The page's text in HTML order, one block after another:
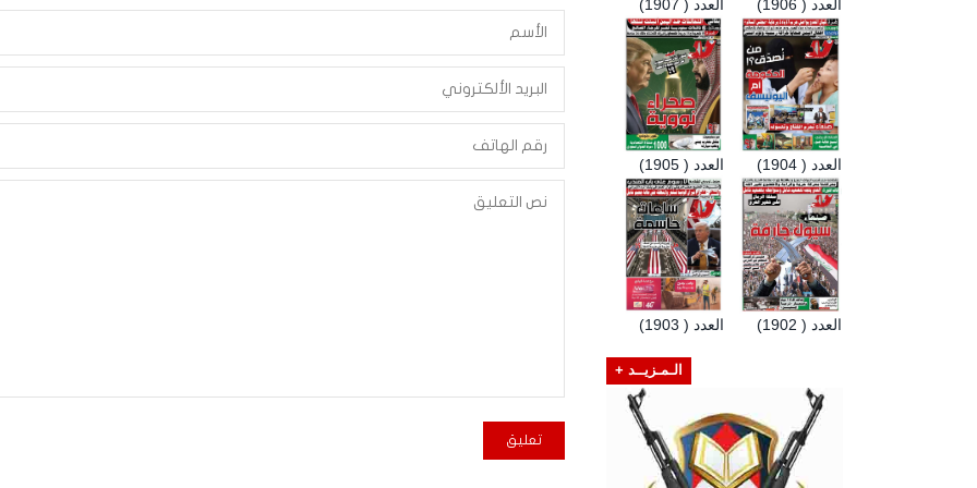
العدد ( 1907) العدد ( 1906)
العدد ( 1905) العدد ( 1904)
العدد ( 1903) العدد ( 1902)
الـمـزيــد +